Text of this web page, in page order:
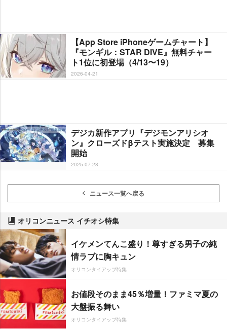
【App Store iPhoneゲームチャート】
『モンギル：STAR DIVE』無料チャー
ト1位に初登場（4/13〜19）
2026-04-21
デジカ新作アプリ『デジモンアリシオ
ン』クローズドβテスト実施決定 募集
開始
2025-07-28
ニュース一覧へ戻る
オリコンニュース イチオシ特集
イケメンてんこ盛り！尊すぎる男子の純
情ラブに胸キュン
オリコンタイアップ特集
お値段そのまま45％増量！ファミマ夏の
大盤振る舞い
オリコンタイアップ特集